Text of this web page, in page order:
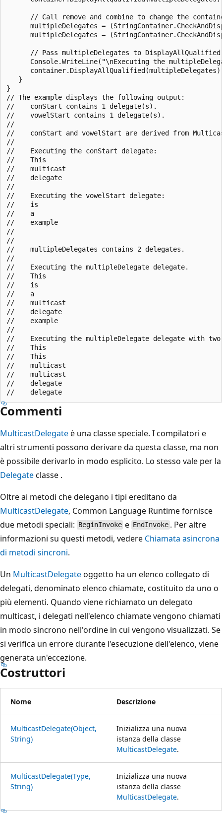
// Call remove and combine to change the
multipleDelegates =
multipleDelegates =
// Pass multipleDelegates to
Console.WriteLine("\nExecuting the
   }
}
// The example displays the following output:
//    conStart contains 1 delegate(s).
//    vowelStart contains 1 delegate(s).
//
//    conStart and vowelStart are derived from
//
//    Executing the conStart delegate:
//    This
//    multicast
//    delegate
//
//    Executing the vowelStart delegate:
//    is
//    a
//    example
//
//
//    multipleDelegates contains 2 delegates.
//
//    Executing the multipleDelegate delegate.
//    This
//    is
//    a
//    multicast
//    delegate
//    example
//
//    Executing the multipleDelegate delegate with
//    This
//    This
//    multicast
//    multicast
//    delegate
Commenti
MulticastDelegateè una classe speciale. I compilatori e
altri strumenti possono derivare da questa classe, ma non
è possibile derivarlo in modo esplicito. Lo stesso vale per la
Delegateclasse .
Oltre ai metodi che delegano i tipi ereditano da
MulticastDelegate, Common Language Runtime fornisce
due metodi speciali: BeginInvoke e EndInvoke . Per altre
informazioni su questi metodi, vedere Chiamata asincrona
di metodi sincroni.
Un MulticastDelegateoggetto ha un elenco collegato di
delegati, denominato elenco chiamate, costituito da uno o
più elementi. Quando viene richiamato un delegato
multicast, i delegati nell'elenco chiamate vengono chiamati
in modo sincrono nell'ordine in cui vengono visualizzati. Se
si verifica un errore durante l'esecuzione dell'elenco, viene
generata un'eccezione.
Costruttori
Nome Descrizione
MulticastDelegate(Object,
String)
Inizializza una nuova
istanza della classe
MulticastDelegate.
MulticastDelegate(Type,
String)
Inizializza una nuova
istanza della classe
MulticastDelegate.